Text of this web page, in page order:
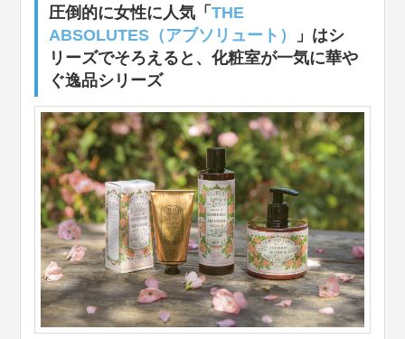
圧倒的に女性に人気「THE
ABSOLUTES（アブソリュート）
」はシ
リーズでそろえると、化粧室が一気に華や
ぐ逸品シリーズ